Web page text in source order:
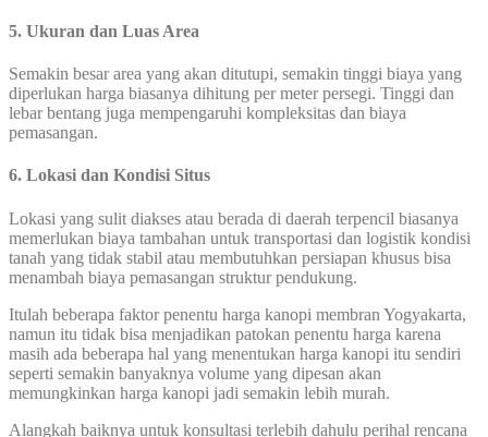
5. Ukuran dan Luas Area
Semakin besar area yang akan ditutupi, semakin tinggi biaya yang
diperlukan harga biasanya dihitung per meter persegi. Tinggi dan
lebar bentang juga mempengaruhi kompleksitas dan biaya
pemasangan.
6. Lokasi dan Kondisi Situs
Lokasi yang sulit diakses atau berada di daerah terpencil biasanya
memerlukan biaya tambahan untuk transportasi dan logistik kondisi
tanah yang tidak stabil atau membutuhkan persiapan khusus bisa
menambah biaya pemasangan struktur pendukung.
Itulah beberapa faktor penentu harga kanopi membran Yogyakarta,
namun itu tidak bisa menjadikan patokan penentu harga karena
masih ada beberapa hal yang menentukan harga kanopi itu sendiri
seperti semakin banyaknya volume yang dipesan akan
memungkinkan harga kanopi jadi semakin lebih murah.
Alangkah baiknya untuk konsultasi terlebih dahulu perihal rencana